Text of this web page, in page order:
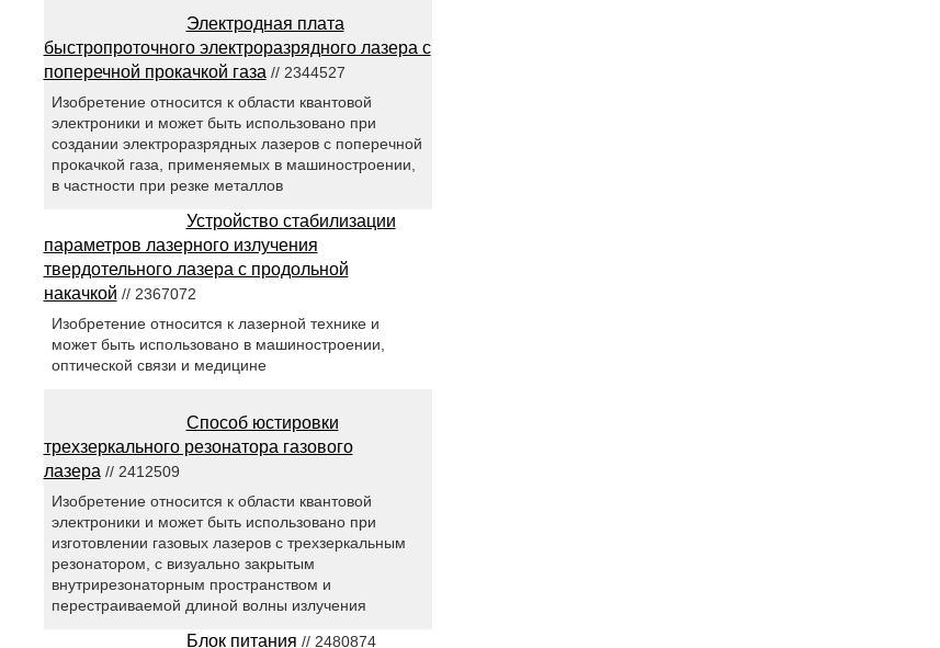
Электродная плата
быстропроточного электроразрядного лазера с
поперечной прокачкой газа // 2344527
Изобретение относится к области квантовой
электроники и может быть использовано при
создании электроразрядных лазеров с поперечной
прокачкой газа, применяемых в машиностроении,
в частности при резке металлов
Устройство стабилизации
параметров лазерного излучения
твердотельного лазера с продольной
накачкой // 2367072
Изобретение относится к лазерной технике и
может быть использовано в машиностроении,
оптической связи и медицине
Способ юстировки
трехзеркального резонатора газового
лазера // 2412509
Изобретение относится к области квантовой
электроники и может быть использовано при
изготовлении газовых лазеров с трехзеркальным
резонатором, с визуально закрытым
внутрирезонаторным пространством и
перестраиваемой длиной волны излучения
Блок питания // 2480874